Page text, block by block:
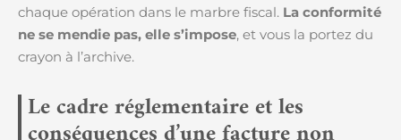
chaque opération dans le marbre fiscal. La conformité
ne se mendie pas, elle s’impose, et vous la portez du
crayon à l’archive.
Le cadre réglementaire et les